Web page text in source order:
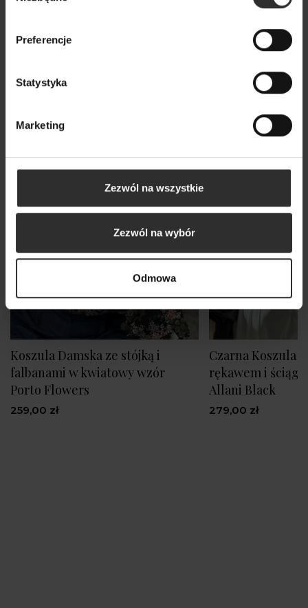
Preferencje
Statystyka
Marketing
Zezwól na wszystkie
Zezwól na wybór
Odmowa
Wszystkie produkty
Koszula Damska ze stójką i
falbanami w kwiatowy wzór
Porto Flowers
259,00 zł
Czarna Koszula
rękawem i
Allani Black
279,00 zł